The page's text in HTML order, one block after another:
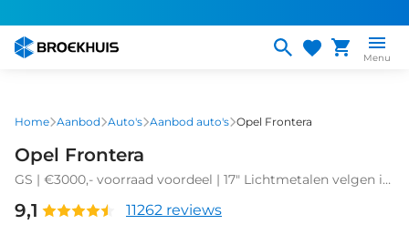
naar
gaan
Menu
Home Aanbod Auto's Aanbod auto's Opel Frontera
Opel Frontera
GS | €3000,- voorraad voordeel | 17" Lichtmetalen velgen in
hoek waarschuwing
9,1 11262 reviews